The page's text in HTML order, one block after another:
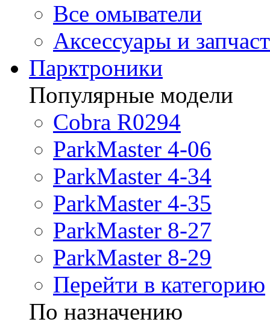
Все омыватели
Аксессуары и
Парктроники
Популярные модели
Cobra R0294
ParkMaster 4-06
ParkMaster 4-34
ParkMaster 4-35
ParkMaster 8-27
ParkMaster 8-29
Перейти в категорию
По назначению